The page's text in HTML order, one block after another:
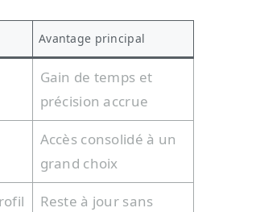
Avantage principal
Gain de temps et
précision accrue
Accès consolidé à un
grand choix
Reste à jour sans